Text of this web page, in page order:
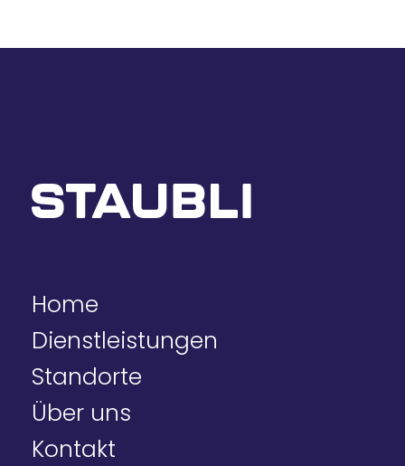
Home
Dienstleistungen
Standorte
Über uns
Kontakt